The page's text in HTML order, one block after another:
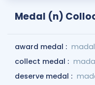
Medal (n)
award medal :
collect medal :
deserve medal :